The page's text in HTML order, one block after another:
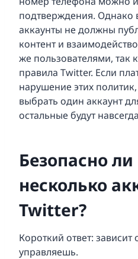
подтверждения. Однако
аккаунты не должны
контент и
же пользователями, так
правила Twitter. Если
нарушение этих
выбрать один аккаунт
остальные будут
Безопасно
несколько
Twitter?
Короткий ответ: зависит
управляешь.